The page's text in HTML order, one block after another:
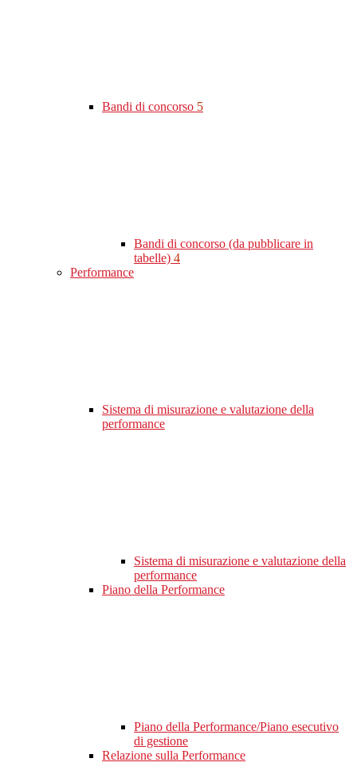
Bandi di concorso 5
Bandi di concorso (da pubblicare in
tabelle) 4
Performance
Sistema di misurazione e valutazione della
performance
Sistema di misurazione e valutazione della
performance
Piano della Performance
Piano della Performance/Piano esecutivo
di gestione
Relazione sulla Performance